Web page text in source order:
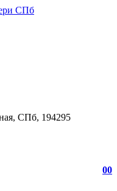
СПб, 194295
00